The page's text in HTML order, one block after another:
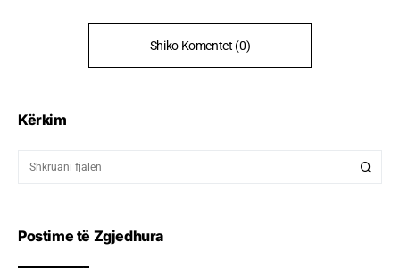
Shiko Komentet (0)
Kërkim
Postime të Zgjedhura